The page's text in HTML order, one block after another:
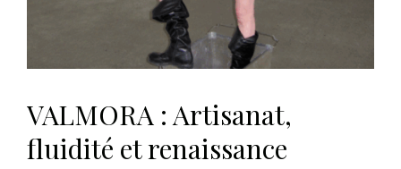
VALMORA : Artisanat,
fluidité et renaissance